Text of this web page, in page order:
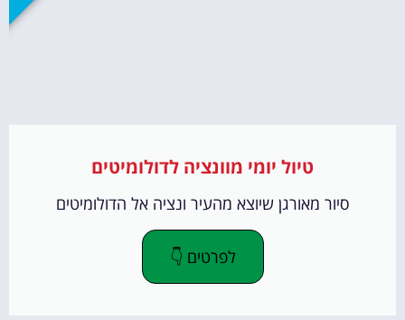
טיול יומי מוונציה לדולומיטים
סיור מאורגן שיוצא מהעיר ונציה אל הדולומיטים
לפרטים 👇